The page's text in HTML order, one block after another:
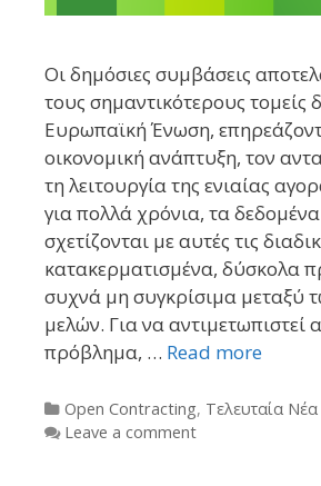
Οι δημόσιες συμβάσεις
τους σημαντικότερους τομείς
Ευρωπαϊκή Ένωση,
οικονομική ανάπτυξη, τον
τη λειτουργία της ενιαίας
για πολλά χρόνια, τα
σχετίζονται με αυτές τις
κατακερματισμένα, δύσκολα
συχνά μη συγκρίσιμα μεταξύ
μελών. Για να αντιμετωπιστεί
πρόβλημα, … Read more
Categories
Open Contracting, Τελευταία Νέα
Leave a comment